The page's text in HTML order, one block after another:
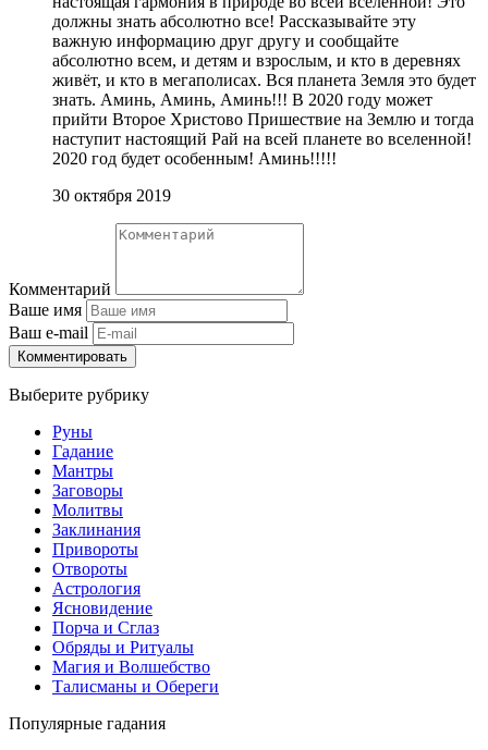
должны знать абсолютно все! Рассказывайте эту
важную информацию друг другу и сообщайте
абсолютно всем, и детям и взрослым, и кто в деревнях
живёт, и кто в мегаполисах. Вся планета Земля это будет
знать. Аминь, Аминь, Аминь!!! В 2020 году может
прийти Второе Христово Пришествие на Землю и тогда
наступит настоящий Рай на всей планете во вселенной!
2020 год будет особенным! Аминь!!!!!
30 октября 2019
Комментарий
Ваше имя
Ваш e-mail
Комментировать
Выберите рубрику
Руны
Гадание
Мантры
Заговоры
Молитвы
Заклинания
Привороты
Отвороты
Астрология
Ясновидение
Порча и Сглаз
Обряды и Ритуалы
Магия и Волшебство
Талисманы и Обереги
Популярные гадания